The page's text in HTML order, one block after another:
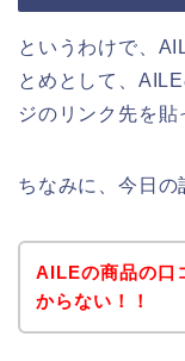
というわけで、
とめとして、
ジのリンク先を貼
ちなみに、今日の
AILEの商品の口
からない！！